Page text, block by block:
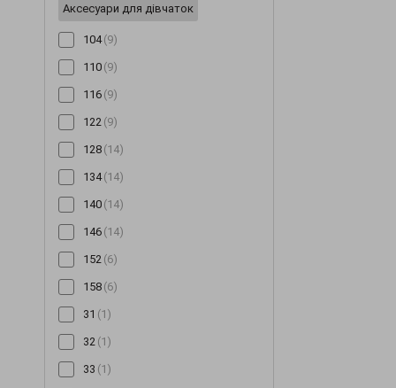
Світшоти (171)
Сережки
Снуди
Сорочки
Спідниці
Сукні (3354)
Сумки(14)
Толстовки
Топи (254)
Туніки
Футболки
Халати
Худі (95)
Хустинки та бандани
Аксесуари для дівчаток
104 (9)
110 (9)
116 (9)
122 (9)
128 (14)
134 (14)
140 (14)
146 (14)
152 (6)
158 (6)
31 (1)
32 (1)
33 (1)